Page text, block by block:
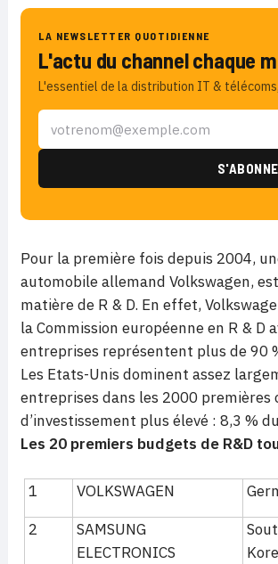
LA NEWSLETTER QUOTIDIENNE
L'actu du channel chaque
L'essentiel de la distribution IT &
Pour la première fois depuis 2004,
automobile allemand Volkswagen,
matière de R & D. En effet,
la Commission européenne en R & D
entreprises représentent plus de 90
Les Etats-Unis dominent assez
entreprises dans les 2000 premières
d’investissement plus élevé : 8,3 %
Les 20 premiers budgets de R&D
1 VOLKSWAGEN
2
SAMSUNG
ELECTRONICS